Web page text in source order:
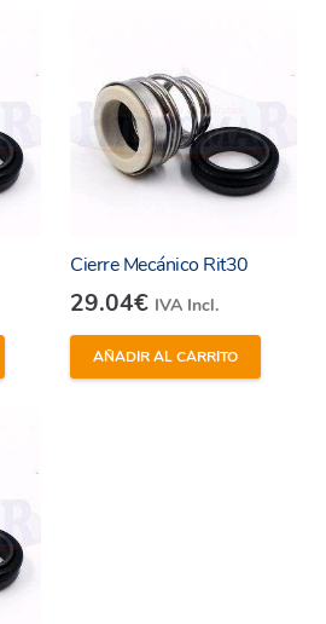
Cierre Mecánico Rit30
29.04€ IVA Incl.
AÑADIR AL CARRITO